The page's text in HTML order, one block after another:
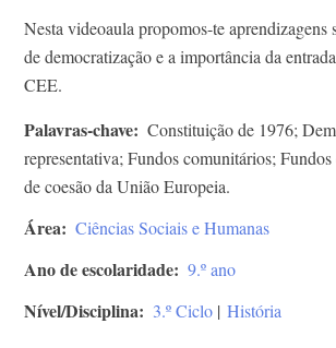
Nesta videoaula propomos-te aprendizagens
de democratização e a importância da
CEE.
Palavras-chave
Constituição de 1976;
representativa; Fundos comunitários;
de coesão da União Europeia.
Área Ciências Sociais e Humanas
Ano de escolaridade 9.º ano
Nível/Disciplina 3.º Ciclo | História